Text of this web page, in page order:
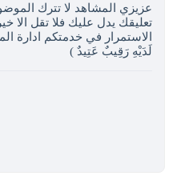
عزيزي المشاهد لا تترك
تعليقك يدل عليك فلا تقل الا
الاستمرار في خدمتكم ادارة
لَدَيْهِ رَقِيبٌ عَتِيدٌ )